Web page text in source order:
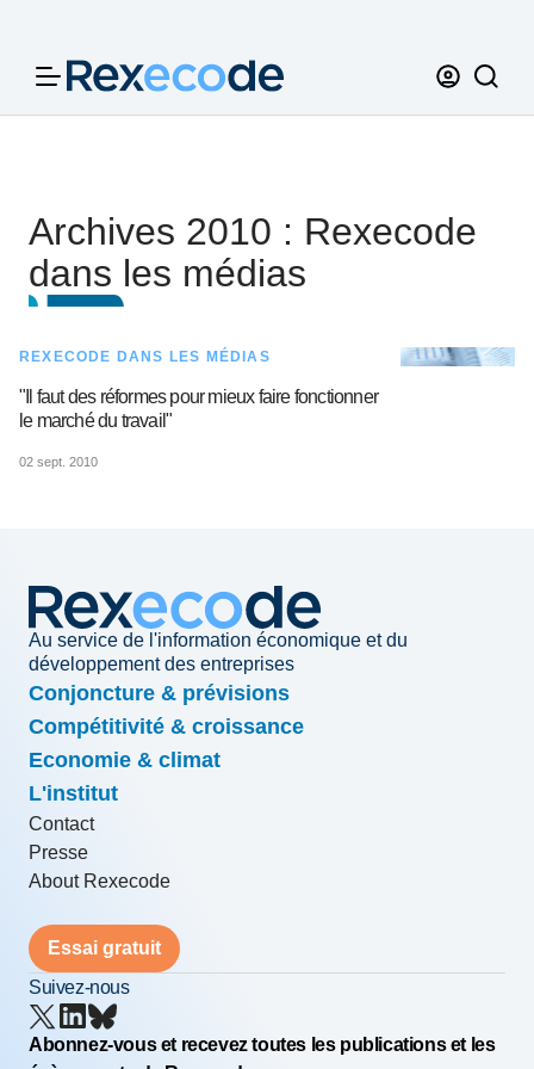
Archives 2010 : Rexecode
dans les médias
REXECODE DANS LES MÉDIAS
"Il faut des réformes pour mieux faire fonctionner
le marché du travail"
02 sept. 2010
Au service de l'information économique et du
développement des entreprises
Conjoncture & prévisions
Compétitivité & croissance
Economie & climat
L'institut
Contact
Presse
About Rexecode
Essai gratuit
Suivez-nous
Abonnez-vous et recevez toutes les publications et les